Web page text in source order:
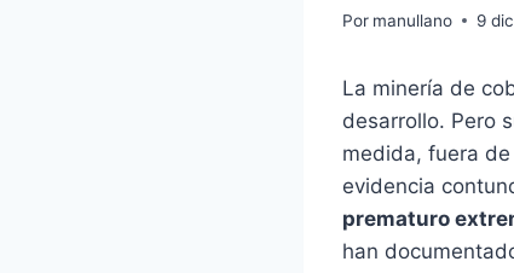
Por manullano 9
La minería de
desarrollo. Pero
medida, fuera
evidencia
prematuro
han